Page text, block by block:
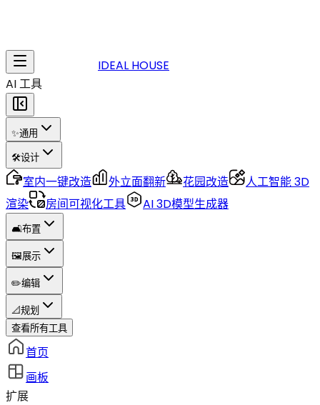
IDEAL HOUSE
AI 工具
✨通用
🛠️设计
室内一键改造 外立面翻新 花园改造
人工智能 3D
渲染
房间可视化工具 AI 3D模型生成器
🛋️布置
🖼️展示
✏️编辑
📐规划
查看所有工具
首页
画板
扩展